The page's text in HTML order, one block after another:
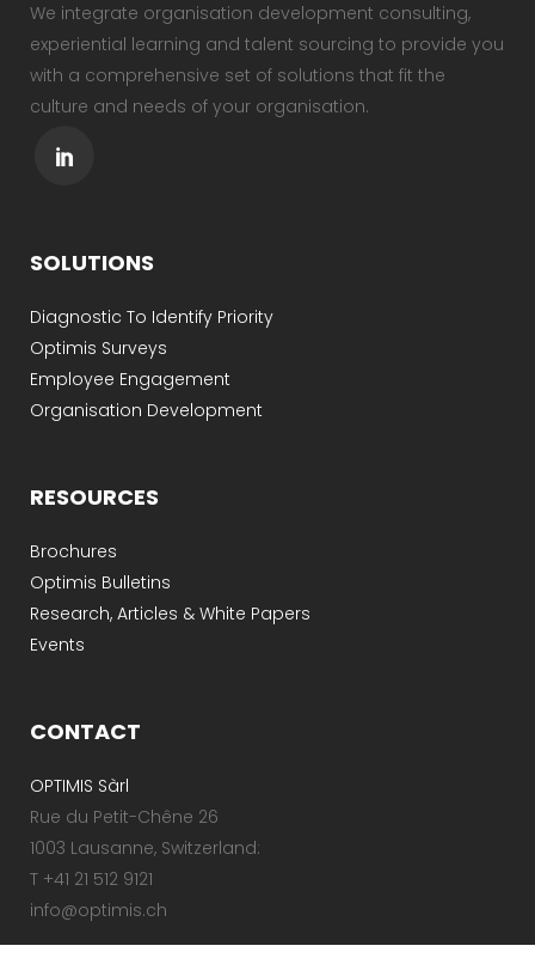
We integrate organisation development consulting,
experiential learning and talent sourcing to provide you
with a comprehensive set of solutions that fit the
culture and needs of your organisation.
SOLUTIONS
Diagnostic To Identify Priority
Optimis Surveys
Employee Engagement
Organisation Development
RESOURCES
Brochures
Optimis Bulletins
Research, Articles & White Papers
Events
CONTACT
OPTIMIS Sàrl
Rue du Petit-Chêne 26
1003 Lausanne, Switzerland:
T +41 21 512 9121
info@optimis.ch